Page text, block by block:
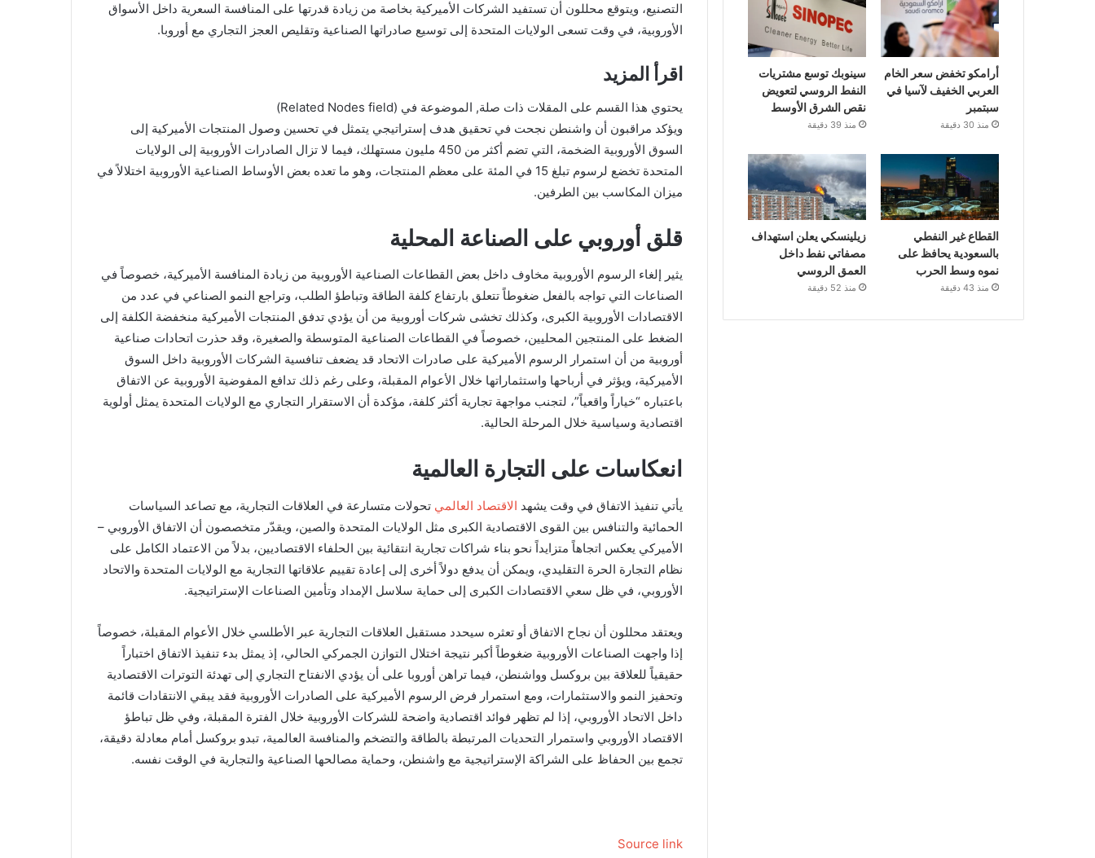
التصنيع، ويتوقع محللون أن تستفيد الشركات الأميركية بخاصة من زيادة قدرتها على المنافسة السعرية داخل الأسواق
الأوروبية، في وقت تسعى الولايات المتحدة إلى توسيع صادراتها الصناعية وتقليص العجز التجاري مع أوروبا.
اقرأ المزيد
يحتوي هذا القسم على المقلات ذات صلة, الموضوعة في (Related Nodes field)
ويؤكد مراقبون أن واشنطن نجحت في تحقيق هدف إستراتيجي يتمثل في تحسين وصول المنتجات الأميركية إلى
السوق الأوروبية الضخمة، التي تضم أكثر من 450 مليون مستهلك، فيما لا تزال الصادرات الأوروبية إلى الولايات
المتحدة تخضع لرسوم تبلغ 15 في المئة على معظم المنتجات، وهو ما تعده بعض الأوساط الصناعية الأوروبية اختلالاً في
ميزان المكاسب بين الطرفين.
قلق أوروبي على الصناعة المحلية
يثير إلغاء الرسوم الأوروبية مخاوف داخل بعض القطاعات الصناعية الأوروبية من زيادة المنافسة الأميركية، خصوصاً في
الصناعات التي تواجه بالفعل ضغوطاً تتعلق بارتفاع كلفة الطاقة وتباطؤ الطلب، وتراجع النمو الصناعي في عدد من
الاقتصادات الأوروبية الكبرى، وكذلك تخشى شركات أوروبية من أن يؤدي تدفق المنتجات الأميركية منخفضة الكلفة إلى
الضغط على المنتجين المحليين، خصوصاً في القطاعات الصناعية المتوسطة والصغيرة، وقد حذرت اتحادات صناعية
أوروبية من أن استمرار الرسوم الأميركية على صادرات الاتحاد قد يضعف تنافسية الشركات الأوروبية داخل السوق
الأميركية، ويؤثر في أرباحها واستثماراتها خلال الأعوام المقبلة، وعلى رغم ذلك تدافع المفوضية الأوروبية عن الاتفاق
باعتباره “خياراً واقعياً”، لتجنب مواجهة تجارية أكثر كلفة، مؤكدة أن الاستقرار التجاري مع الولايات المتحدة يمثل أولوية
اقتصادية وسياسية خلال المرحلة الحالية.
انعكاسات على التجارة العالمية
يأتي تنفيذ الاتفاق في وقت يشهد الاقتصاد العالمي تحولات متسارعة في العلاقات التجارية، مع تصاعد السياسات
الحمائية والتنافس بين القوى الاقتصادية الكبرى مثل الولايات المتحدة والصين، ويقدّر متخصصون أن الاتفاق الأوروبي –
الأميركي يعكس اتجاهاً متزايداً نحو بناء شراكات تجارية انتقائية بين الحلفاء الاقتصاديين، بدلاً من الاعتماد الكامل على
نظام التجارة الحرة التقليدي، ويمكن أن يدفع دولاً أخرى إلى إعادة تقييم علاقاتها التجارية مع الولايات المتحدة والاتحاد
الأوروبي، في ظل سعي الاقتصادات الكبرى إلى حماية سلاسل الإمداد وتأمين الصناعات الإستراتيجية.
ويعتقد محللون أن نجاح الاتفاق أو تعثره سيحدد مستقبل العلاقات التجارية عبر الأطلسي خلال الأعوام المقبلة، خصوصاً
إذا واجهت الصناعات الأوروبية ضغوطاً أكبر نتيجة اختلال التوازن الجمركي الحالي، إذ يمثل بدء تنفيذ الاتفاق اختباراً
حقيقياً للعلاقة بين بروكسل وواشنطن، فيما تراهن أوروبا على أن يؤدي الانفتاح التجاري إلى تهدئة التوترات الاقتصادية
وتحفيز النمو والاستثمارات، ومع استمرار فرض الرسوم الأميركية على الصادرات الأوروبية فقد يبقي الانتقادات قائمة
داخل الاتحاد الأوروبي، إذا لم تظهر فوائد اقتصادية واضحة للشركات الأوروبية خلال الفترة المقبلة، وفي ظل تباطؤ
الاقتصاد الأوروبي واستمرار التحديات المرتبطة بالطاقة والتضخم والمنافسة العالمية، تبدو بروكسل أمام معادلة دقيقة،
تجمع بين الحفاظ على الشراكة الإستراتيجية مع واشنطن، وحماية مصالحها الصناعية والتجارية في الوقت نفسه.
Source link
أرامكو تخفض سعر الخام
العربي الخفيف لآسيا في
سبتمبر
منذ 30 دقيقة
سينوبك توسع مشتريات
النفط الروسي لتعويض
نقص الشرق الأوسط
منذ 39 دقيقة
القطاع غير النفطي
بالسعودية يحافظ على
نموه وسط الحرب
منذ 43 دقيقة
زيلينسكي يعلن استهداف
مصفاتي نفط داخل
العمق الروسي
منذ 52 دقيقة